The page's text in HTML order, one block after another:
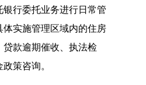
银行委托业务进行日常管
体实施管理区域内的住房
款逾期催收、执法检
策咨询。